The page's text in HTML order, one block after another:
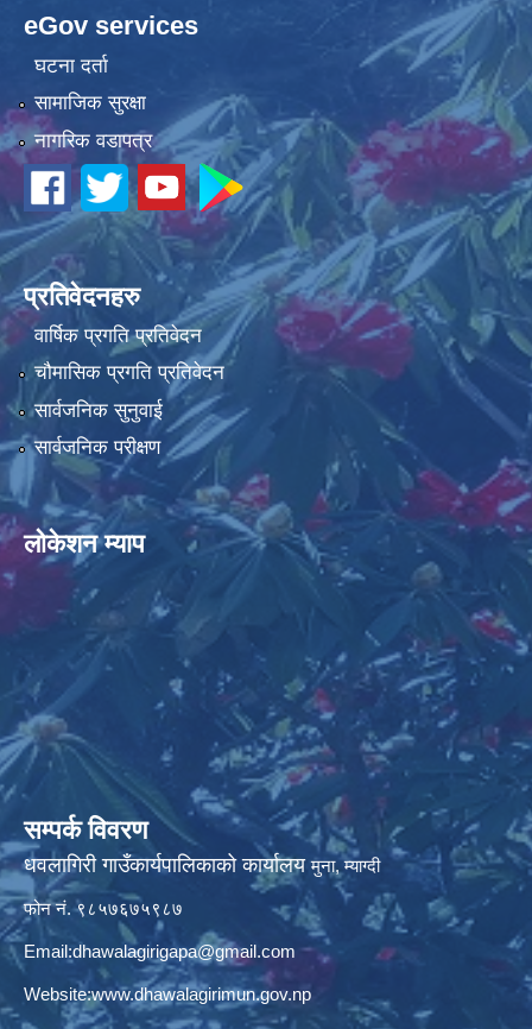
eGov services
घटना दर्ता
सामाजिक सुरक्षा
नागरिक वडापत्र
प्रतिवेदनहरु
वार्षिक प्रगति प्रतिवेदन
चौमासिक प्रगति प्रतिवेदन
सार्वजनिक सुनुवाई
सार्वजनिक परीक्षण
लोकेशन म्याप
सम्पर्क विवरण
धवलागिरी गाउँकार्यपालिकाको कार्यालयमुना, म्याग्दी
फोन नं. ९८५७६७५९८७
Email:dhawalagirigapa@gmail.com
Website:www.dhawalagirimun.gov.np